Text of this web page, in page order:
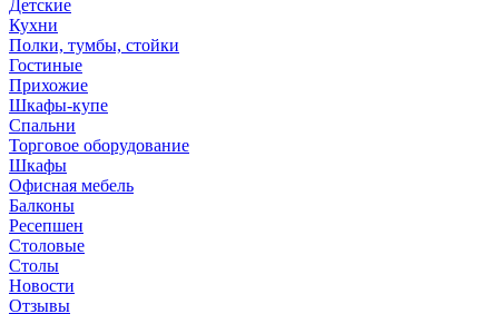
Детские
Кухни
Полки, тумбы, стойки
Гостиные
Прихожие
Шкафы-купе
Спальни
Торговое оборудование
Шкафы
Офисная мебель
Балконы
Ресепшен
Столовые
Столы
Новости
Отзывы